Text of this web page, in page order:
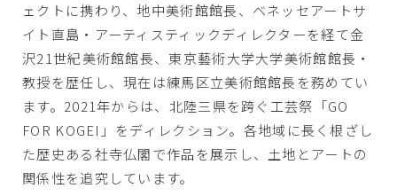
ェクトに携わり、地中美術館館長、ベネッセアートサ
イト直島・アーティスティックディレクターを経て金
沢21世紀美術館館長、東京藝術大学大学美術館館長・
教授を歴任し、現在は練馬区立美術館館長を務めてい
ます。2021年からは、北陸三県を跨ぐ工芸祭「GO
FOR KOGEI」をディレクション。各地域に長く根ざし
た歴史ある社寺仏閣で作品を展示し、土地とアートの
関係性を追究しています。